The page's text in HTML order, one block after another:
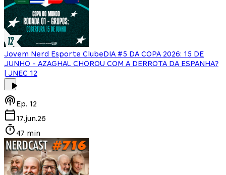
Jovem Nerd Esporte ClubeDIA #5 DA COPA 2026: 15 DE
JUNHO - AZAGHAL CHOROU COM A DERROTA DA ESPANHA?
| JNEC 12
Ep. 12
17.jun.26
47 min